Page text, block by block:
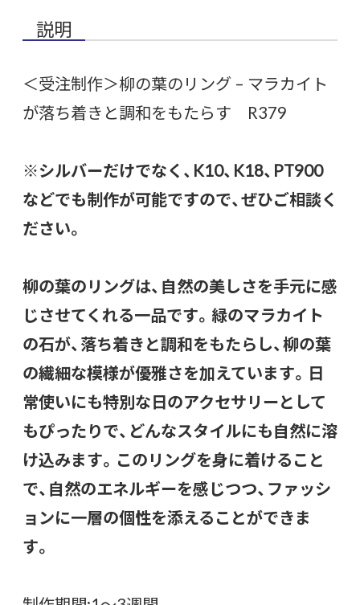
説明
＜受注制作＞柳の葉のリング – マラカイト
が落ち着きと調和をもたらす R379
※シルバーだけでなく、K10、K18、PT900
などでも制作が可能ですので、ぜひご相談く
ださい。
柳の葉のリングは、自然の美しさを手元に感
じさせてくれる一品です。緑のマラカイト
の石が、落ち着きと調和をもたらし、柳の葉
の繊細な模様が優雅さを加えています。日
常使いにも特別な日のアクセサリーとして
もぴったりで、どんなスタイルにも自然に溶
け込みます。このリングを身に着けること
で、自然のエネルギーを感じつつ、ファッシ
ョンに一層の個性を添えることができま
す。